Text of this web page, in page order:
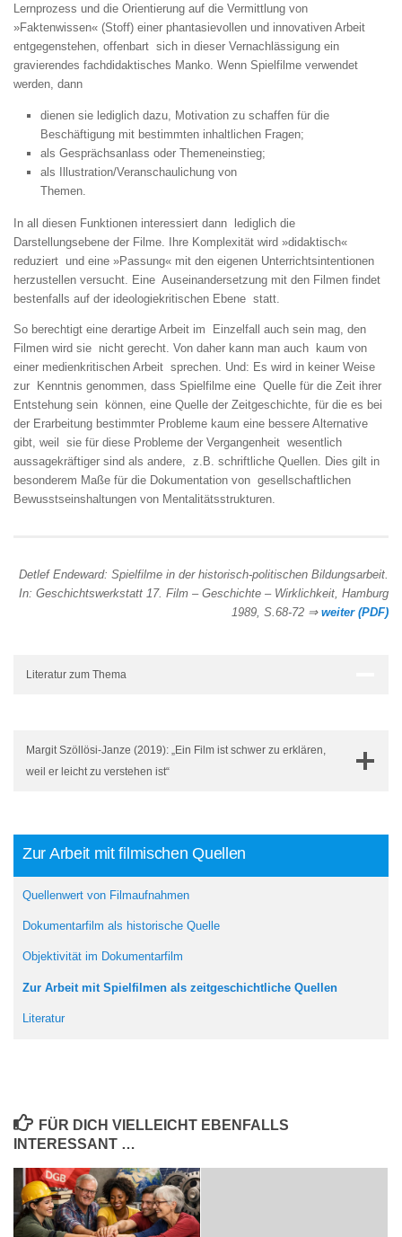
Lernprozess und die Orientierung auf die Vermittlung von
»Faktenwissen« (Stoff) einer phantasievollen und innovativen Arbeit
entgegenstehen, offenbart sich in dieser Vernachlässigung ein
gravierendes fachdidaktisches Manko. Wenn Spielfilme verwendet
werden, dann
dienen sie lediglich dazu, Motivation zu schaffen für die
Beschäftigung mit bestimmten inhaltlichen Fragen;
als Gesprächsanlass oder Themeneinstieg;
als Illustration/Veranschaulichung von
Themen.
In all diesen Funktionen interessiert dann lediglich die
Darstellungsebene der Filme. Ihre Komplexität wird »didaktisch«
reduziert und eine »Passung« mit den eigenen Unterrichtsintentionen
herzustellen versucht. Eine Auseinandersetzung mit den Filmen findet
bestenfalls auf der ideologiekritischen Ebene statt.
So berechtigt eine derartige Arbeit im Einzelfall auch sein mag, den
Filmen wird sie nicht gerecht. Von daher kann man auch kaum von
einer medienkritischen Arbeit sprechen. Und: Es wird in keiner Weise
zur Kenntnis genommen, dass Spielfilme eine Quelle für die Zeit ihrer
Entstehung sein können, eine Quelle der Zeitgeschichte, für die es bei
der Erarbeitung bestimmter Probleme kaum eine bessere Alternative
gibt, weil sie für diese Probleme der Vergangenheit wesentlich
aussagekräftiger sind als andere, z.B. schriftliche Quellen. Dies gilt in
besonderem Maße für die Dokumentation von gesellschaftlichen
Bewusstseinshaltungen von Mentalitätsstrukturen.
Detlef Endeward: Spielfilme in der historisch-politischen Bildungsarbeit.
In: Geschichtswerkstatt 17. Film – Geschichte – Wirklichkeit, Hamburg
1989, S.68-72 ⇒ weiter (PDF)
Literatur zum Thema
Margit Szöllösi-Janze (2019): „Ein Film ist schwer zu erklären,
weil er leicht zu verstehen ist“
Zur Arbeit mit filmischen Quellen
Quellenwert von Filmaufnahmen
Dokumentarfilm als historische Quelle
Objektivität im Dokumentarfilm
Zur Arbeit mit Spielfilmen als zeitgeschichtliche Quellen
Literatur
FÜR DICH VIELLEICHT EBENFALLS
INTERESSANT …